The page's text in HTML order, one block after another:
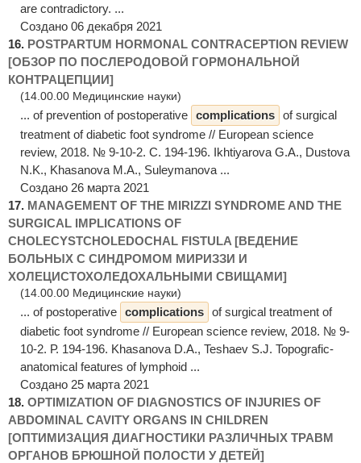
are contradictory. ...
Создано 06 декабря 2021
16. POSTPARTUM HORMONAL CONTRACEPTION REVIEW
[ОБЗОР ПО ПОСЛЕРОДОВОЙ ГОРМОНАЛЬНОЙ
КОНТРАЦЕПЦИИ]
(14.00.00 Медицинские науки)
... of prevention of postoperative complications of surgical
treatment of diabetic foot syndrome // European science
review, 2018. № 9-10-2. С. 194-196. Ikhtiyarova G.A., Dustova
N.K., Khasanova M.A., Suleymanova ...
Создано 26 марта 2021
17. MANAGEMENT OF THE MIRIZZI SYNDROME AND THE
SURGICAL IMPLICATIONS OF
CHOLECYSTCHOLEDOCHAL FISTULA [ВЕДЕНИЕ
БОЛЬНЫХ С СИНДРОМОМ МИРИЗЗИ И
ХОЛЕЦИСТОХОЛЕДОХАЛЬНЫМИ СВИЩАМИ]
(14.00.00 Медицинские науки)
... of postoperative complications of surgical treatment of
diabetic foot syndrome // European science review, 2018. № 9-
10-2. Р. 194-196. Khasanova D.A., Teshaev S.J. Topografic-
anatomical features of lymphoid ...
Создано 25 марта 2021
18. OPTIMIZATION OF DIAGNOSTICS OF INJURIES OF
ABDOMINAL CAVITY ORGANS IN CHILDREN
[ОПТИМИЗАЦИЯ ДИАГНОСТИКИ РАЗЛИЧНЫХ ТРАВМ
ОРГАНОВ БРЮШНОЙ ПОЛОСТИ У ДЕТЕЙ]